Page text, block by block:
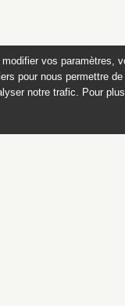
vos paramètres,
pour nous permettre
notre trafic. Pour